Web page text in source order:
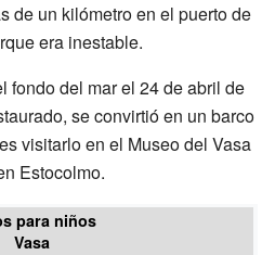
de un kilómetro en el puerto de
era inestable.
fondo del mar el 24 de abril de
se convirtió en un barco
visitarlo en el Museo del Vasa
Estocolmo.
para niños
Vasa